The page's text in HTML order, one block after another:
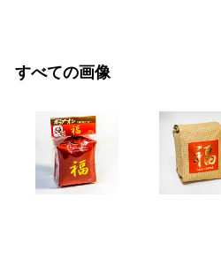
すべての画像